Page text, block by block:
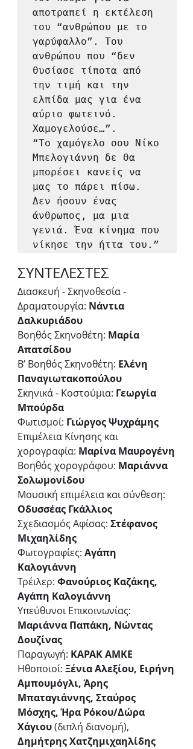
αποτραπεί η εκτέλεση
του “ανθρώπου με το
γαρύφαλλο”. Του
ανθρώπου που “δεν
θυσίασε τίποτα από
την τιμή και την
ελπίδα μας για ένα
αύριο φωτεινό.
Χαμογελούσε…”.
“Το χαμόγελο σου Νίκο
Μπελογιάννη δε θα
μπορέσει κανείς να
μας το πάρει πίσω.
Δεν ήσουν ένας
άνθρωπος, μα μια
γενιά. Ένα κίνημα που
νίκησε την ήττα του.”
ΣΥΝΤΕΛΕΣΤΕΣ
Διασκευή - Σκηνοθεσία -
Δραματουργία: Νάντια
Δαλκυριάδου
Βοηθός Σκηνοθέτη: Μαρία
Απατσίδου
Β’ Βοηθός Σκηνοθέτη: Ελένη
Παναγιωτακοπούλου
Σκηνικά - Κοστούμια: Γεωργία
Μπούρδα
Φωτισμοί: Γιώργος Ψυχράμης
Επιμέλεια Κίνησης και
χορογραφία: Μαρίνα Μαυρογένη
Βοηθός χορογράφου: Μαριάννα
Σολωμονίδου
Μουσική επιμέλεια και σύνθεση:
Οδυσσέας Γκάλλιος
Σχεδιασμός Αφίσας: Στέφανος
Μιχαηλίδης
Φωτογραφίες: Αγάπη
Καλογιάννη
Τρέιλερ: Φανούριος Καζάκης,
Αγάπη Καλογιάννη
Υπεύθυνοι Επικοινωνίας:
Μαριάννα Παπάκη, Νώντας
Δουζίνας
Παραγωγή: ΚΑΡΑΚ ΑΜΚΕ
Ηθοποιοί: Ξένια Αλεξίου, Ειρήνη
Αμπουμόγλι, Άρης
Μπαταγιάννης, Σταύρος
Μόσχης, Ήρα Ρόκου/Δώρα
Χάγιου (διπλή διανομή),
Δημήτρης Χατζημιχαηλίδης